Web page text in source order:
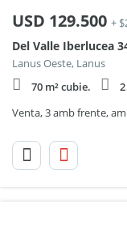
USD 129.500 +
Del Valle Iberlucea
Lanus Oeste, Lanus
70 m² cubie.
Venta, 3 amb frente,